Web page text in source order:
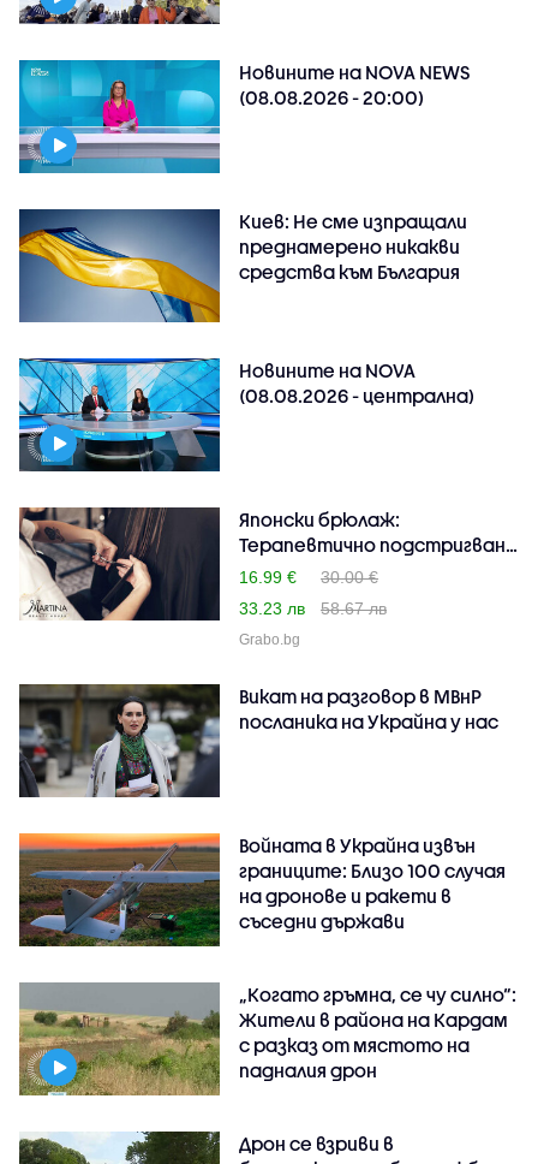
Новините на NOVA NEWS
(08.08.2026 - 20:00)
Киев: Не сме изпращали
преднамерено никакви
средства към България
Новините на NOVA
(08.08.2026 - централна)
Японски брюлаж:
Терапевтично подстригване
на..
16.99 €
30.00 €
33.23 лв
58.67 лв
Grabo.bg
Викат на разговор в МВнР
посланика на Украйна у нас
Войната в Украйна извън
границите: Близо 100 случая
на дронове и ракети в
съседни държави
„Когато гръмна, се чу силно“:
Жители в района на Кардам
с разказ от мястото на
падналия дрон
Дрон се взриви в